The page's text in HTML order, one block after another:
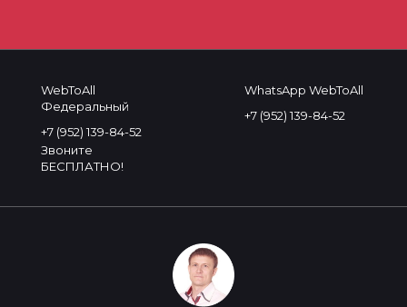
WebToAll
Федеральный
+7 (952) 139-84-52
Звоните
БЕСПЛАТНО!
WhatsApp WebToAll
+7 (952) 139-84-52